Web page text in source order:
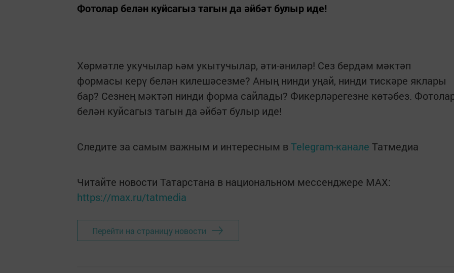
Фотолар белән куйсагыз тагын да әйбәт булыр иде!
Хөрмәтле укучылар һәм укытучылар, әти-әниләр! Сез бердәм мәктәп
формасы керү белән килешәсезме? Аның нинди уңай, нинди тискәре яклары
бар? Сезнең мәктәп нинди форма сайлады? Фикерләрегезне көтәбез.
белән куйсагыз тагын да әйбәт булыр иде!
Следите за самым важным и интересным в Telegram-канале Татмедиа
Читайте новости Татарстана в национальном мессенджере MАХ:
https://max.ru/tatmedia
Перейти на страницу новости